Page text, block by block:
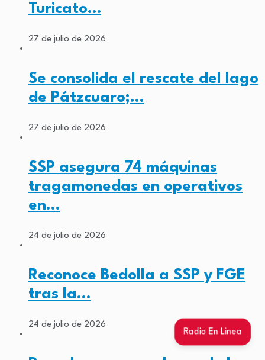
Radio En Linea
Turicato…
27 de julio de 2026
Se consolida el rescate del lago
de Pátzcuaro;…
27 de julio de 2026
SSP asegura 74 máquinas
tragamonedas en operativos
en…
24 de julio de 2026
Reconoce Bedolla a SSP y FGE
tras la…
24 de julio de 2026